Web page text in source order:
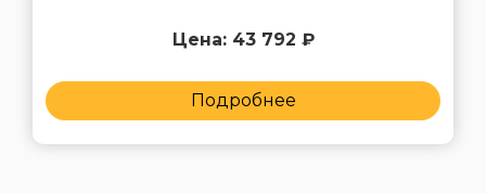
Цена: 43 792 ₽
Подробнее